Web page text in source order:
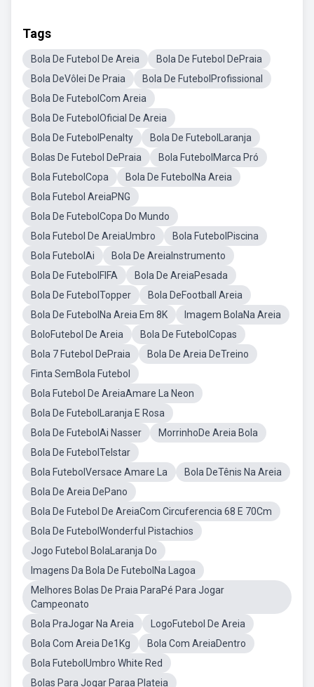
Tags
Bola De Futebol De Areia
Bola De Futebol DePraia
Bola DeVôlei De Praia
Bola De FutebolProfissional
Bola De FutebolCom Areia
Bola De FutebolOficial De Areia
Bola De FutebolPenalty
Bola De FutebolLaranja
Bolas De Futebol DePraia
Bola FutebolMarca Pró
Bola FutebolCopa
Bola De FutebolNa Areia
Bola Futebol AreiaPNG
Bola De FutebolCopa Do Mundo
Bola Futebol De AreiaUmbro
Bola FutebolPiscina
Bola FutebolAi
Bola De AreiaInstrumento
Bola De FutebolFIFA
Bola De AreiaPesada
Bola De FutebolTopper
Bola DeFootball Areia
Bola De FutebolNa Areia Em 8K
Imagem BolaNa Areia
BoloFutebol De Areia
Bola De FutebolCopas
Bola 7 Futebol DePraia
Bola De Areia DeTreino
Finta SemBola Futebol
Bola Futebol De AreiaAmare La Neon
Bola De FutebolLaranja E Rosa
Bola De FutebolAi Nasser
MorrinhoDe Areia Bola
Bola De FutebolTelstar
Bola FutebolVersace Amare La
Bola DeTênis Na Areia
Bola De Areia DePano
Bola De Futebol De AreiaCom Circuferencia 68 E 70Cm
Bola De FutebolWonderful Pistachios
Jogo Futebol BolaLaranja Do
Imagens Da Bola De FutebolNa Lagoa
Melhores Bolas De Praia ParaPé Para Jogar
Campeonato
Bola PraJogar Na Areia
LogoFutebol De Areia
Bola Com Areia De1Kg
Bola Com AreiaDentro
Bola FutebolUmbro White Red
Bolas Para Jogar Paraa Plateia